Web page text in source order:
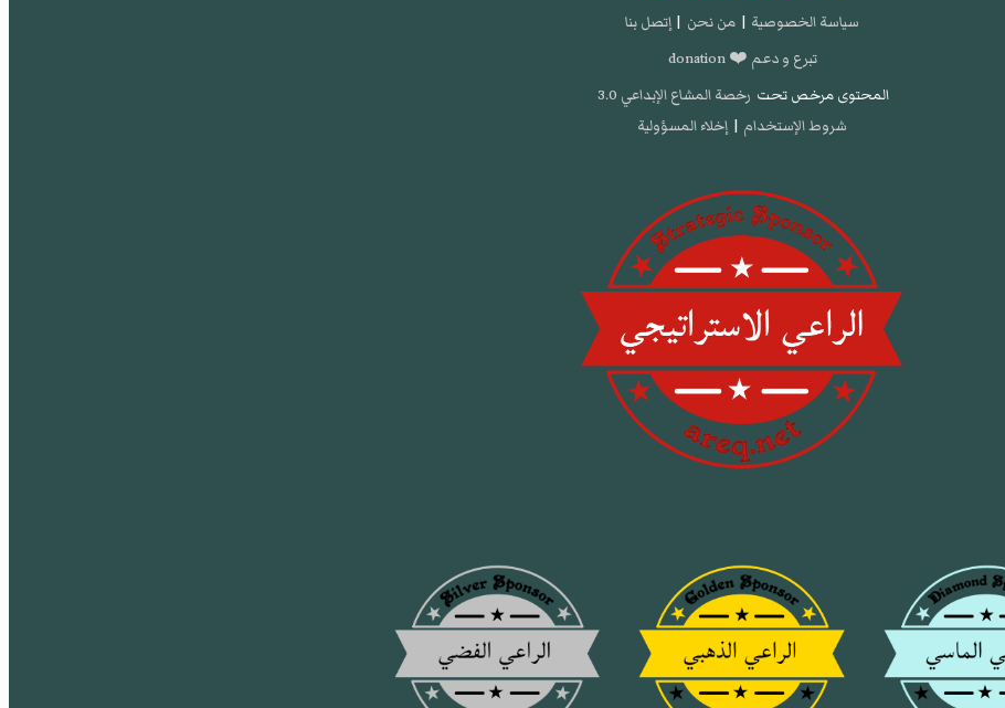
سياسة الخصوصية | من نحن | إتصل بنا
تبرع و دعم ❤️ donation
المحتوى مرخص تحت رخصة المشاع الإبداعي 3.0
شروط الإستخدام | إخلاء المسؤولية